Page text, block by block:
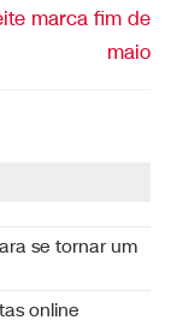
marca fim de
maio
se tornar um
online